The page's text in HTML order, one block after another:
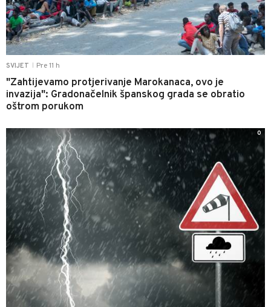
SVIJET Pre 11 h
"Zahtijevamo protjerivanje Marokanaca, ovo je
invazija": Gradonačelnik španskog grada se obratio
oštrom porukom
0